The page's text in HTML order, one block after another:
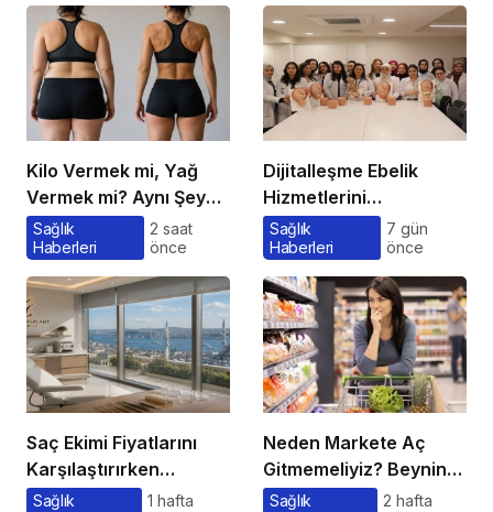
Kilo Vermek mi, Yağ
Vermek mi? Aynı Şey
Sanıyoruz Ama Değil!
Sağlık
Haberleri
2 saat
önce
Dijitalleşme Ebelik
Hizmetlerini
Dönüştürüyor
Sağlık
Haberleri
7 gün
önce
Saç Ekimi Fiyatlarını
Karşılaştırırken
Gözden Kaçan
Sağlık
1 hafta
Neden Markete Aç
Gitmemeliyiz? Beynin
Satın Alma Psikolojisi
Sağlık
2 hafta